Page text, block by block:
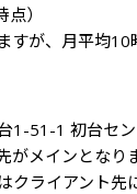
）
すが、月平均10
1-51-1 初台セ
メインとなり
クライアント先